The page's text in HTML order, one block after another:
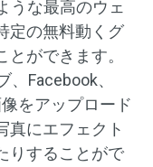
うな最高のウェ
定の無料動くグ
ができます。
Facebook、
をアップロード
真にエフェクト
りすることがで